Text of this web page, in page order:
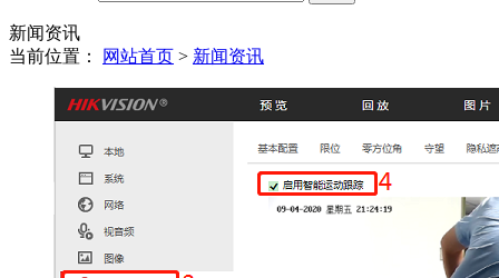
新闻资讯
当前位置：
网站首页 > 新闻资讯